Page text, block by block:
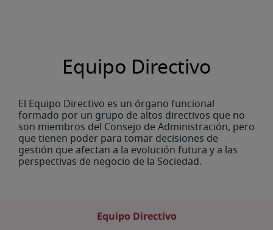
navegación
Equipo Directivo
El Equipo Directivo es un órgano funcional
formado por un grupo de altos directivos que no
son miembros del Consejo de Administración, pero
que tienen poder para tomar decisiones de
gestión que afectan a la evolución futura y a las
perspectivas de negocio de la Sociedad.
Equipo Directivo